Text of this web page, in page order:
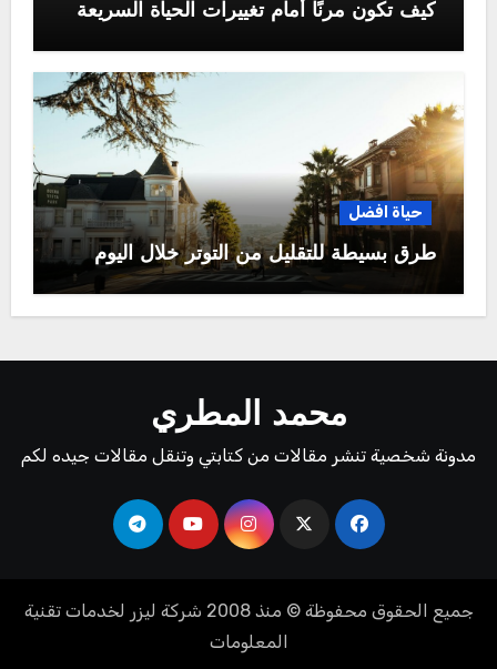
كيف تكون مرنًا أمام تغييرات الحياة السريعة
حياة افضل
طرق بسيطة للتقليل من التوتر خلال اليوم
محمد المطري
مدونة شخصية تنشر مقالات من كتابتي وتنقل مقالات جيده لكم
جميع الحقوق محفوظة © منذ 2008
شركة ليزر لخدمات تقنية
المعلومات